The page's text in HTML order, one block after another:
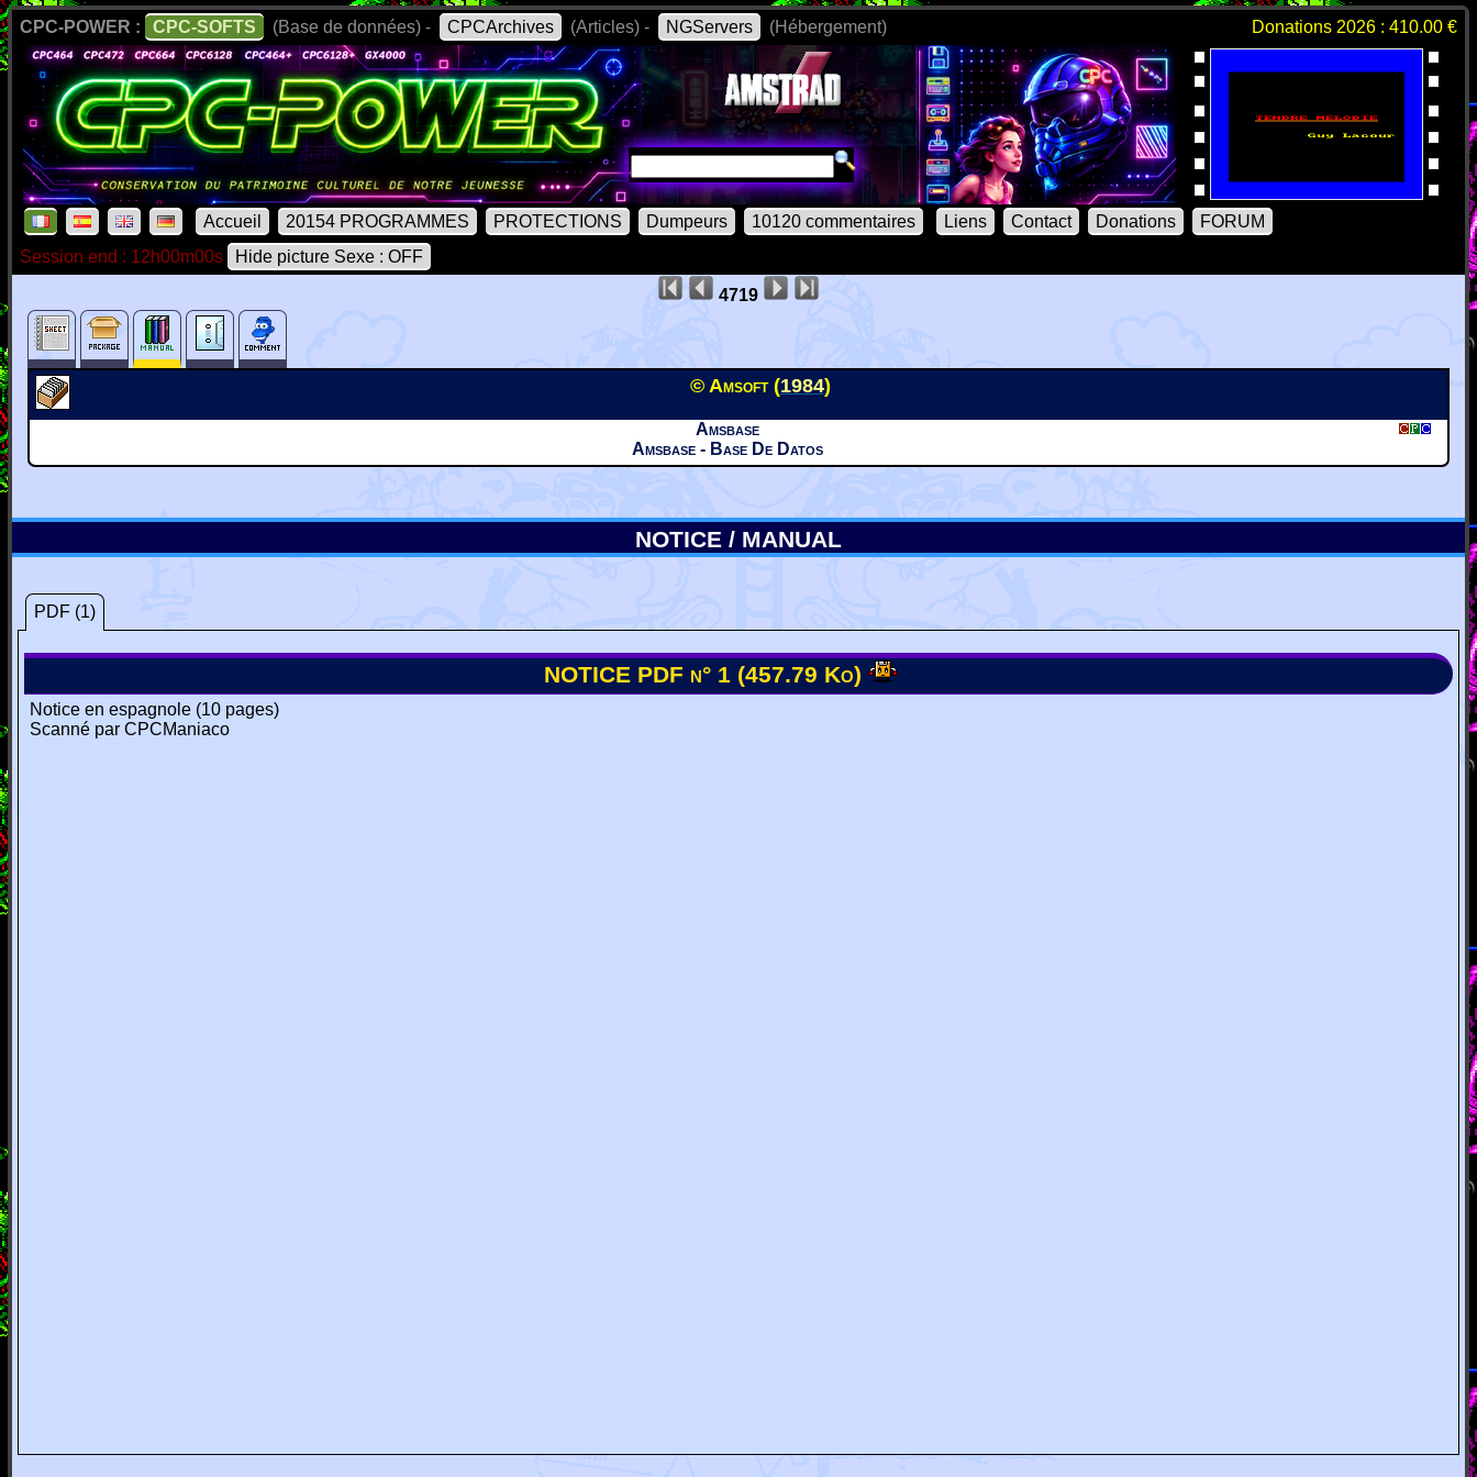
CPC-POWER : CPC-SOFTS (Base de données) - CPCArchives (Articles) - NGServers (Hébergement) Donations 2026 : 410.00 €
Accueil 20154 PROGRAMMES PROTECTIONS Dumpeurs 10120 commentaires Liens Contact Donations
FORUM
Session end : 12h00m00s
Hide picture Sexe : OFF
4719
© Amsoft (1984)
Amsbase
Amsbase - Base De Datos
NOTICE / MANUAL
PDF (1)
NOTICE PDF n° 1 (457.79 Ko)
Notice en espagnole (10 pages)
Scanné par CPCManiaco